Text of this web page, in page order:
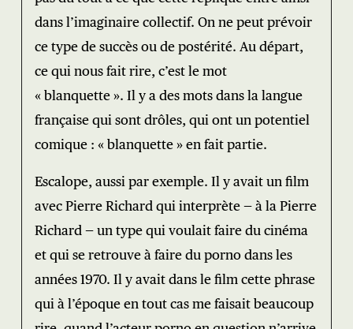
dans l’imaginaire collectif. On ne peut prévoir
ce type de succès ou de postérité. Au départ,
ce qui nous fait rire, c’est le mot
« blanquette ». Il y a des mots dans la langue
française qui sont drôles, qui ont un potentiel
comique : « blanquette » en fait partie.
Escalope, aussi par exemple. Il y avait un film
avec Pierre Richard qui interprète — à la Pierre
Richard — un type qui voulait faire du cinéma
et qui se retrouve à faire du porno dans les
années 1970. Il y avait dans le film cette phrase
qui à l’époque en tout cas me faisait beaucoup